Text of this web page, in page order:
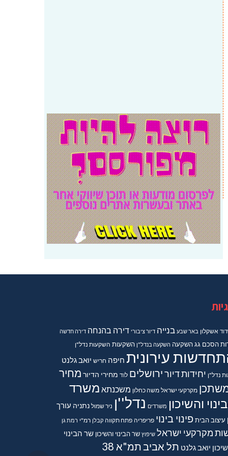
אשקלון באר שבע בנייה דיור ציבורי דירה בהנחה דירה חדשה
הסכם גגהשקעה השקעה בנדל"ן השקעות השקעות נדל"ן
עירונית חיפה חריש יואב גלנט
נדל"ן יחידות דיורירושלים לוד מחירי הדיור מחיר
מקרקעי ישראל משה כחלון משכנתא משרד
והשיכון משרדים נדל''ן ניר שמול נתניה עורך
עיצוב הבית פינוי בינוי פריפריה פתח תקווה קבלן רמ"י רמת גן
מקרקעי ישראל שיפוץ שר הבינוי והשיכון שר הבינוי
יואב גלנט תל אביבתמ"א 38